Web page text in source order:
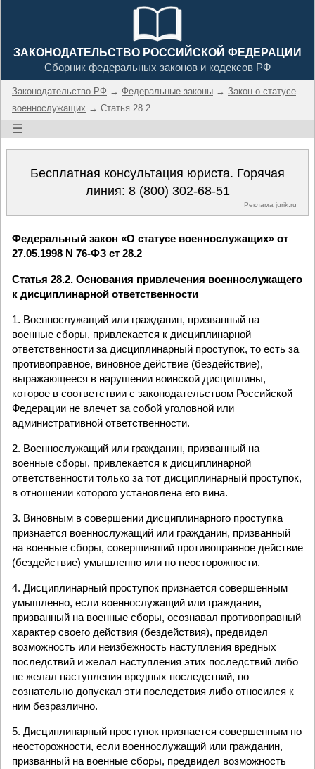
ЗАКОНОДАТЕЛЬСТВО РОССИЙСКОЙ ФЕДЕРАЦИИ
Сборник федеральных законов и кодексов РФ
Законодательство РФ → Федеральные законы → Закон о статусе
военнослужащих → Статья 28.2
☰
Бесплатная консультация юриста. Горячая
линия: 8 (800) 302-68-51
Реклама jurik.ru
Федеральный закон «О статусе военнослужащих» от
27.05.1998 N 76-ФЗ ст 28.2
Статья 28.2. Основания привлечения военнослужащего
к дисциплинарной ответственности
1. Военнослужащий или гражданин, призванный на
военные сборы, привлекается к дисциплинарной
ответственности за дисциплинарный проступок, то есть за
противоправное, виновное действие (бездействие),
выражающееся в нарушении воинской дисциплины,
которое в соответствии с законодательством Российской
Федерации не влечет за собой уголовной или
административной ответственности.
2. Военнослужащий или гражданин, призванный на
военные сборы, привлекается к дисциплинарной
ответственности только за тот дисциплинарный проступок,
в отношении которого установлена его вина.
3. Виновным в совершении дисциплинарного проступка
признается военнослужащий или гражданин, призванный
на военные сборы, совершивший противоправное действие
(бездействие) умышленно или по неосторожности.
4. Дисциплинарный проступок признается совершенным
умышленно, если военнослужащий или гражданин,
призванный на военные сборы, осознавал противоправный
характер своего действия (бездействия), предвидел
возможность или неизбежность наступления вредных
последствий и желал наступления этих последствий либо
не желал наступления вредных последствий, но
сознательно допускал эти последствия либо относился к
ним безразлично.
5. Дисциплинарный проступок признается совершенным по
неосторожности, если военнослужащий или гражданин,
призванный на военные сборы, предвидел возможность